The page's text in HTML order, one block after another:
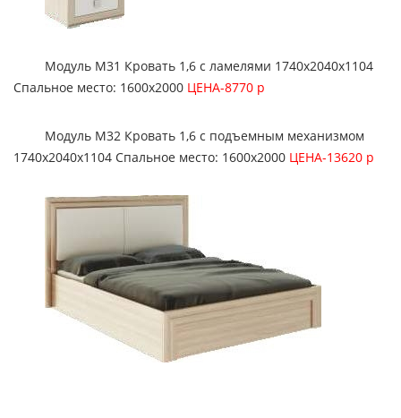
Модуль М31 Кровать 1,6 с ламелями 1740х2040х1104
Спальное место: 1600х2000 ЦЕНА-8770 р
Модуль М32 Кровать 1,6 с подъемным механизмом
1740х2040х1104 Спальное место: 1600х2000 ЦЕНА-13620 р